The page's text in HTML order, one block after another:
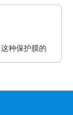
满足产品的
使用范围来
的生产要
压板工作温
还可以使纸
板、弥补压
聚酰亚胺）
的类别，时
。
一些特殊用
离作用。
度。
，又可以保
种保护膜的